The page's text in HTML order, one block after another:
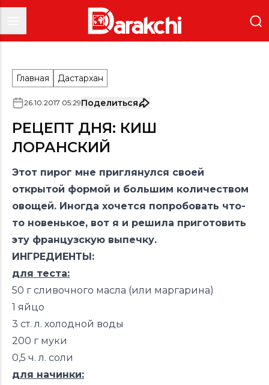
Главная Дастархан
26.10.2017 05:29Поделиться
РЕЦЕПТ ДНЯ: КИШ
ЛОРАНСКИЙ
Этот пирог мне приглянулся своей
открытой формой и большим количеством
овощей. Иногда хочется попробовать что-
то новенькое, вот я и решила приготовить
эту французскую выпечку.
ИНГРЕДИЕНТЫ:
для теста:
50 г сливочного масла (или маргарина)
1 яйцо
3 ст. л. холодной воды
200 г муки
0,5 ч. л. соли
для начинки: